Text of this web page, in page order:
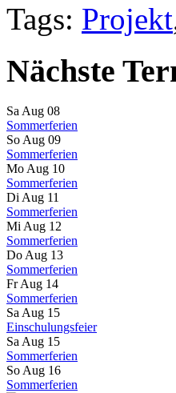
Tags: Projekt
Nächste
Sa Aug 08
Sommerferien
So Aug 09
Sommerferien
Mo Aug 10
Sommerferien
Di Aug 11
Sommerferien
Mi Aug 12
Sommerferien
Do Aug 13
Sommerferien
Fr Aug 14
Sommerferien
Sa Aug 15
Einschulungsfeier
Sa Aug 15
Sommerferien
So Aug 16
Sommerferien